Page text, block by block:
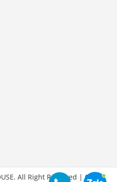
All Right Reserved |Chính